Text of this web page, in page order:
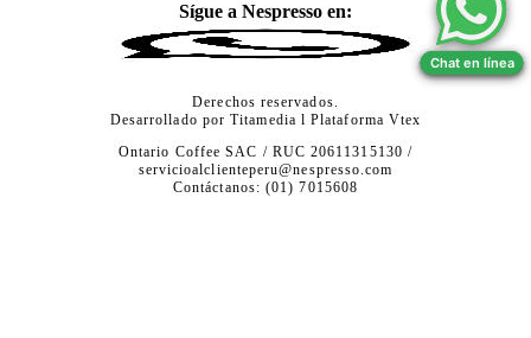
Chat en línea
Sígue a Nespresso en:
Derechos reservados.
Desarrollado porTitamedia l Plataforma Vtex
Ontario Coffee SAC / RUC 20611315130 /
servicioalclienteperu@nespresso.com
Contáctanos: (01) 7015608
Chat en línea